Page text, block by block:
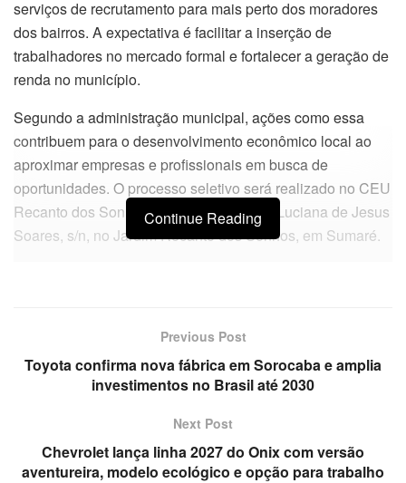
serviços de recrutamento para mais perto dos moradores
dos bairros. A expectativa é facilitar a inserção de
trabalhadores no mercado formal e fortalecer a geração de
renda no município.
Segundo a administração municipal, ações como essa
contribuem para o desenvolvimento econômico local ao
aproximar empresas e profissionais em busca de
oportunidades. O processo seletivo será realizado no CEU
Recanto dos Sonhos, localizado na Rua Luciana de Jesus
Soares, s/n, no Jardim Recanto dos Sonhos, em Sumaré.
Continue Reading
Previous Post
Toyota confirma nova fábrica em Sorocaba e amplia
investimentos no Brasil até 2030
Next Post
Chevrolet lança linha 2027 do Onix com versão
aventureira, modelo ecológico e opção para trabalho